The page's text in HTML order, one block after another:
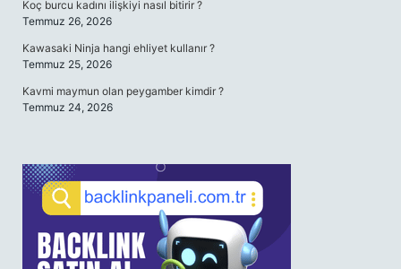
Koç burcu kadını ilişkiyi nasıl bitirir ?
Temmuz 26, 2026
Kawasaki Ninja hangi ehliyet kullanır ?
Temmuz 25, 2026
Kavmi maymun olan peygamber kimdir ?
Temmuz 24, 2026